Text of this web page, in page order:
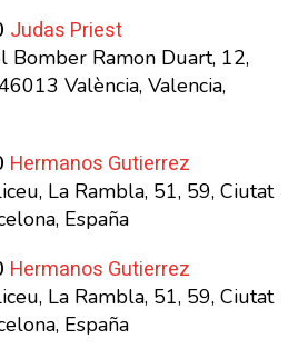
Judas Priest
Bomber Ramon Duart, 12,
València, Valencia,
Hermanos Gutierrez
La Rambla, 51, 59, Ciutat
España
Hermanos Gutierrez
La Rambla, 51, 59, Ciutat
España